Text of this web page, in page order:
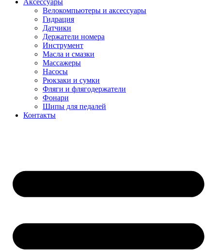
Аксессуары
Велокомпьютеры и аксессуары
Гидрация
Датчики
Держатели номера
Инструмент
Масла и смазки
Массажеры
Насосы
Рюкзаки и сумки
Фляги и флягодержатели
Фонари
Шипы для педалей
Контакты